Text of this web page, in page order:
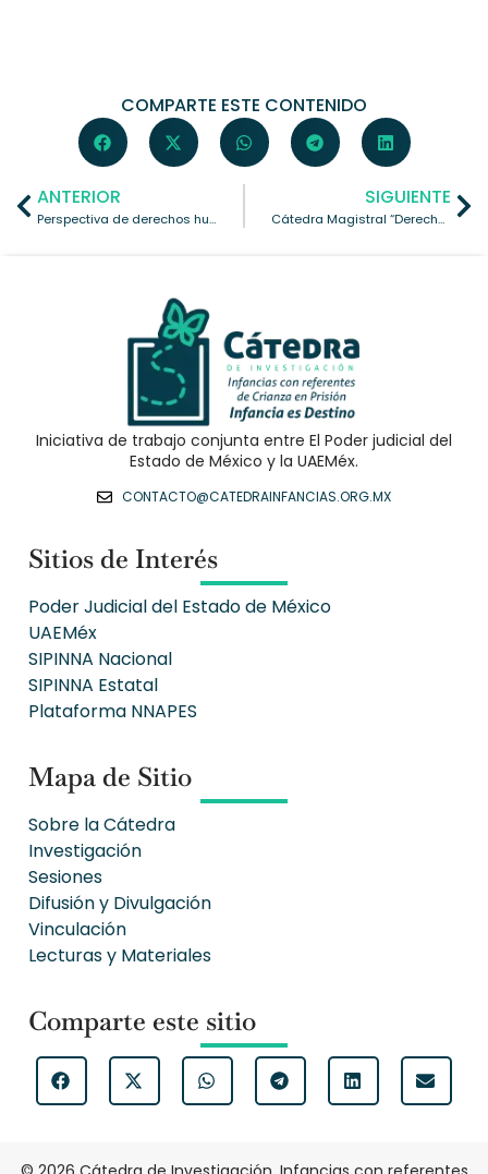
COMPARTE ESTE CONTENIDO
ANTERIOR
Perspectiva de derechos humanos para grupos vulnerables en México, Infancias con referentes de crianza en prisión
SIGUIENTE
Cátedra Magistral “Derechos Humanos de Niñas, Niños y Adolescentes con Referentes De Crianza En Prisión”
Iniciativa de trabajo conjunta entre El Poder judicial del
Estado de México y la UAEMéx.
CONTACTO@CATEDRAINFANCIAS.ORG.MX
Sitios de Interés
Poder Judicial del Estado de México
UAEMéx
SIPINNA Nacional
SIPINNA Estatal
Plataforma NNAPES
Mapa de Sitio
Sobre la Cátedra
Investigación
Sesiones
Difusión y Divulgación
Vinculación
Lecturas y Materiales
Comparte este sitio